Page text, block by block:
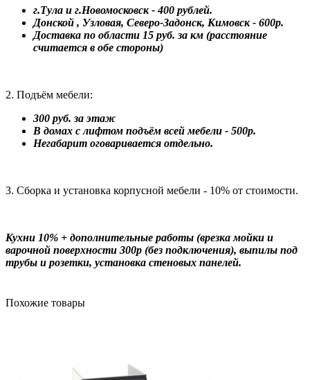
г.Тула и г.Новомосковск - 400 рублей.
Донской , Узловая, Северо-Задонск, Кимовск - 600р.
Доставка по области 15 руб. за км (расстояние
считается в обе стороны)
2. Подъём мебели:
300 руб. за этаж
В домах с лифтом подъём всей мебели - 500р.
Негабарит оговаривается отдельно.
3. Сборка и установка корпусной мебели - 10% от стоимости.
Кухни 10% + дополнительные работы (врезка мойки и
варочной поверхности 300р (без подключения), выпилы под
трубы и розетки, установка стеновых панелей.
Похожие товары